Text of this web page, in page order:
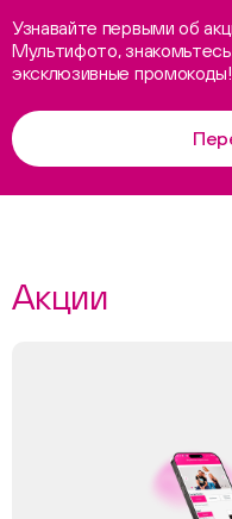
Узнавайте первыми об
Мультифото,
эксклюзивные промокоды!
Акции